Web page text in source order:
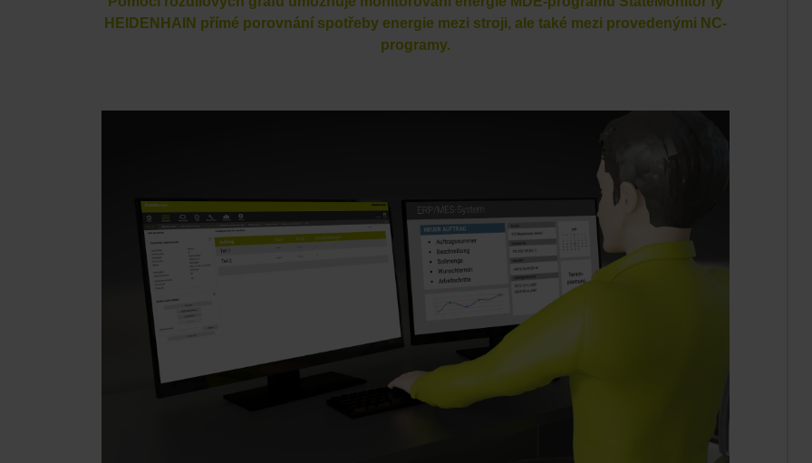
HEIDENHAIN přímé porovnání spotřeby energie mezi stroji, ale také mezi provedenými NC-
programy.